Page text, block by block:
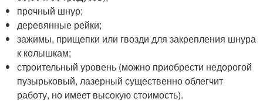
прочный шнур;
деревянные рейки;
зажимы, прищепки или гвозди для закрепления шнура
к колышкам;
строительный уровень (можно приобрести недорогой
пузырьковый, лазерный существенно облегчит
работу, но имеет высокую стоимость).